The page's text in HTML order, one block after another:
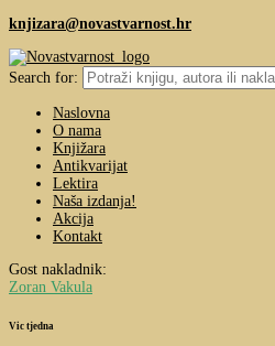
knjizara@novastvarnost.hr
Search for:
Naslovna
O nama
Knjižara
Antikvarijat
Lektira
Naša izdanja!
Akcija
Kontakt
Gost nakladnik:
Zoran Vakula
Vic tjedna